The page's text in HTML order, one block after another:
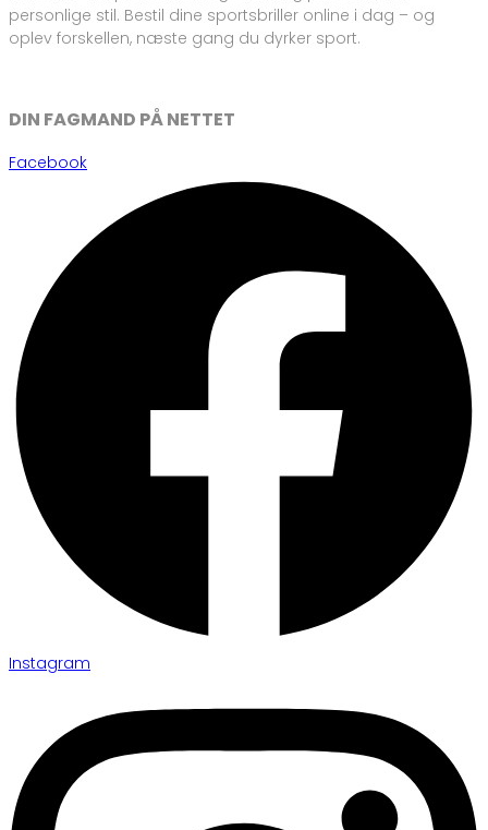
personlige stil. Bestil dine sportsbriller online i dag – og
oplev forskellen, næste gang du dyrker sport.
DIN FAGMAND PÅ NETTET
Facebook
Instagram